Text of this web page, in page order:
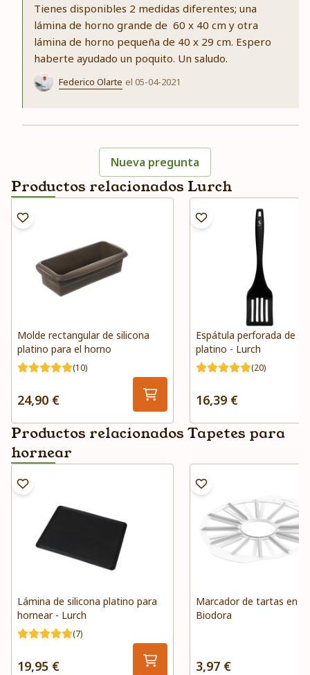
Tienes disponibles 2 medidas diferentes; una
lámina de horno grande de 60 x 40 cm y otra
lámina de horno pequeña de 40 x 29 cm. Espero
haberte ayudado un poquito. Un saludo.
Federico Olarte el 05-04-2021
Nueva pregunta
Productos relacionados Lurch
Molde rectangular de silicona
platino para el horno
(10)
24,90 €
Espátula perforada de
platino - Lurch
(20)
16,39 €
Productos relacionados Tapetes para
hornear
Lámina de silicona platino para
hornear - Lurch
(7)
19,95 €
Marcador de tartas en
Biodora
3,97 €